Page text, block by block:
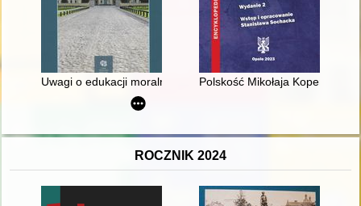
Uwagi o edukacji moralnej synów szlacheckich w XVI-
Polskość Mikołaja Kopernika z
ROCZNIK 2024